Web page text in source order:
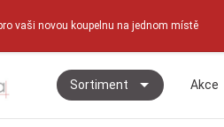
vaši novou koupelnu na jednom místě
Sortiment Akce